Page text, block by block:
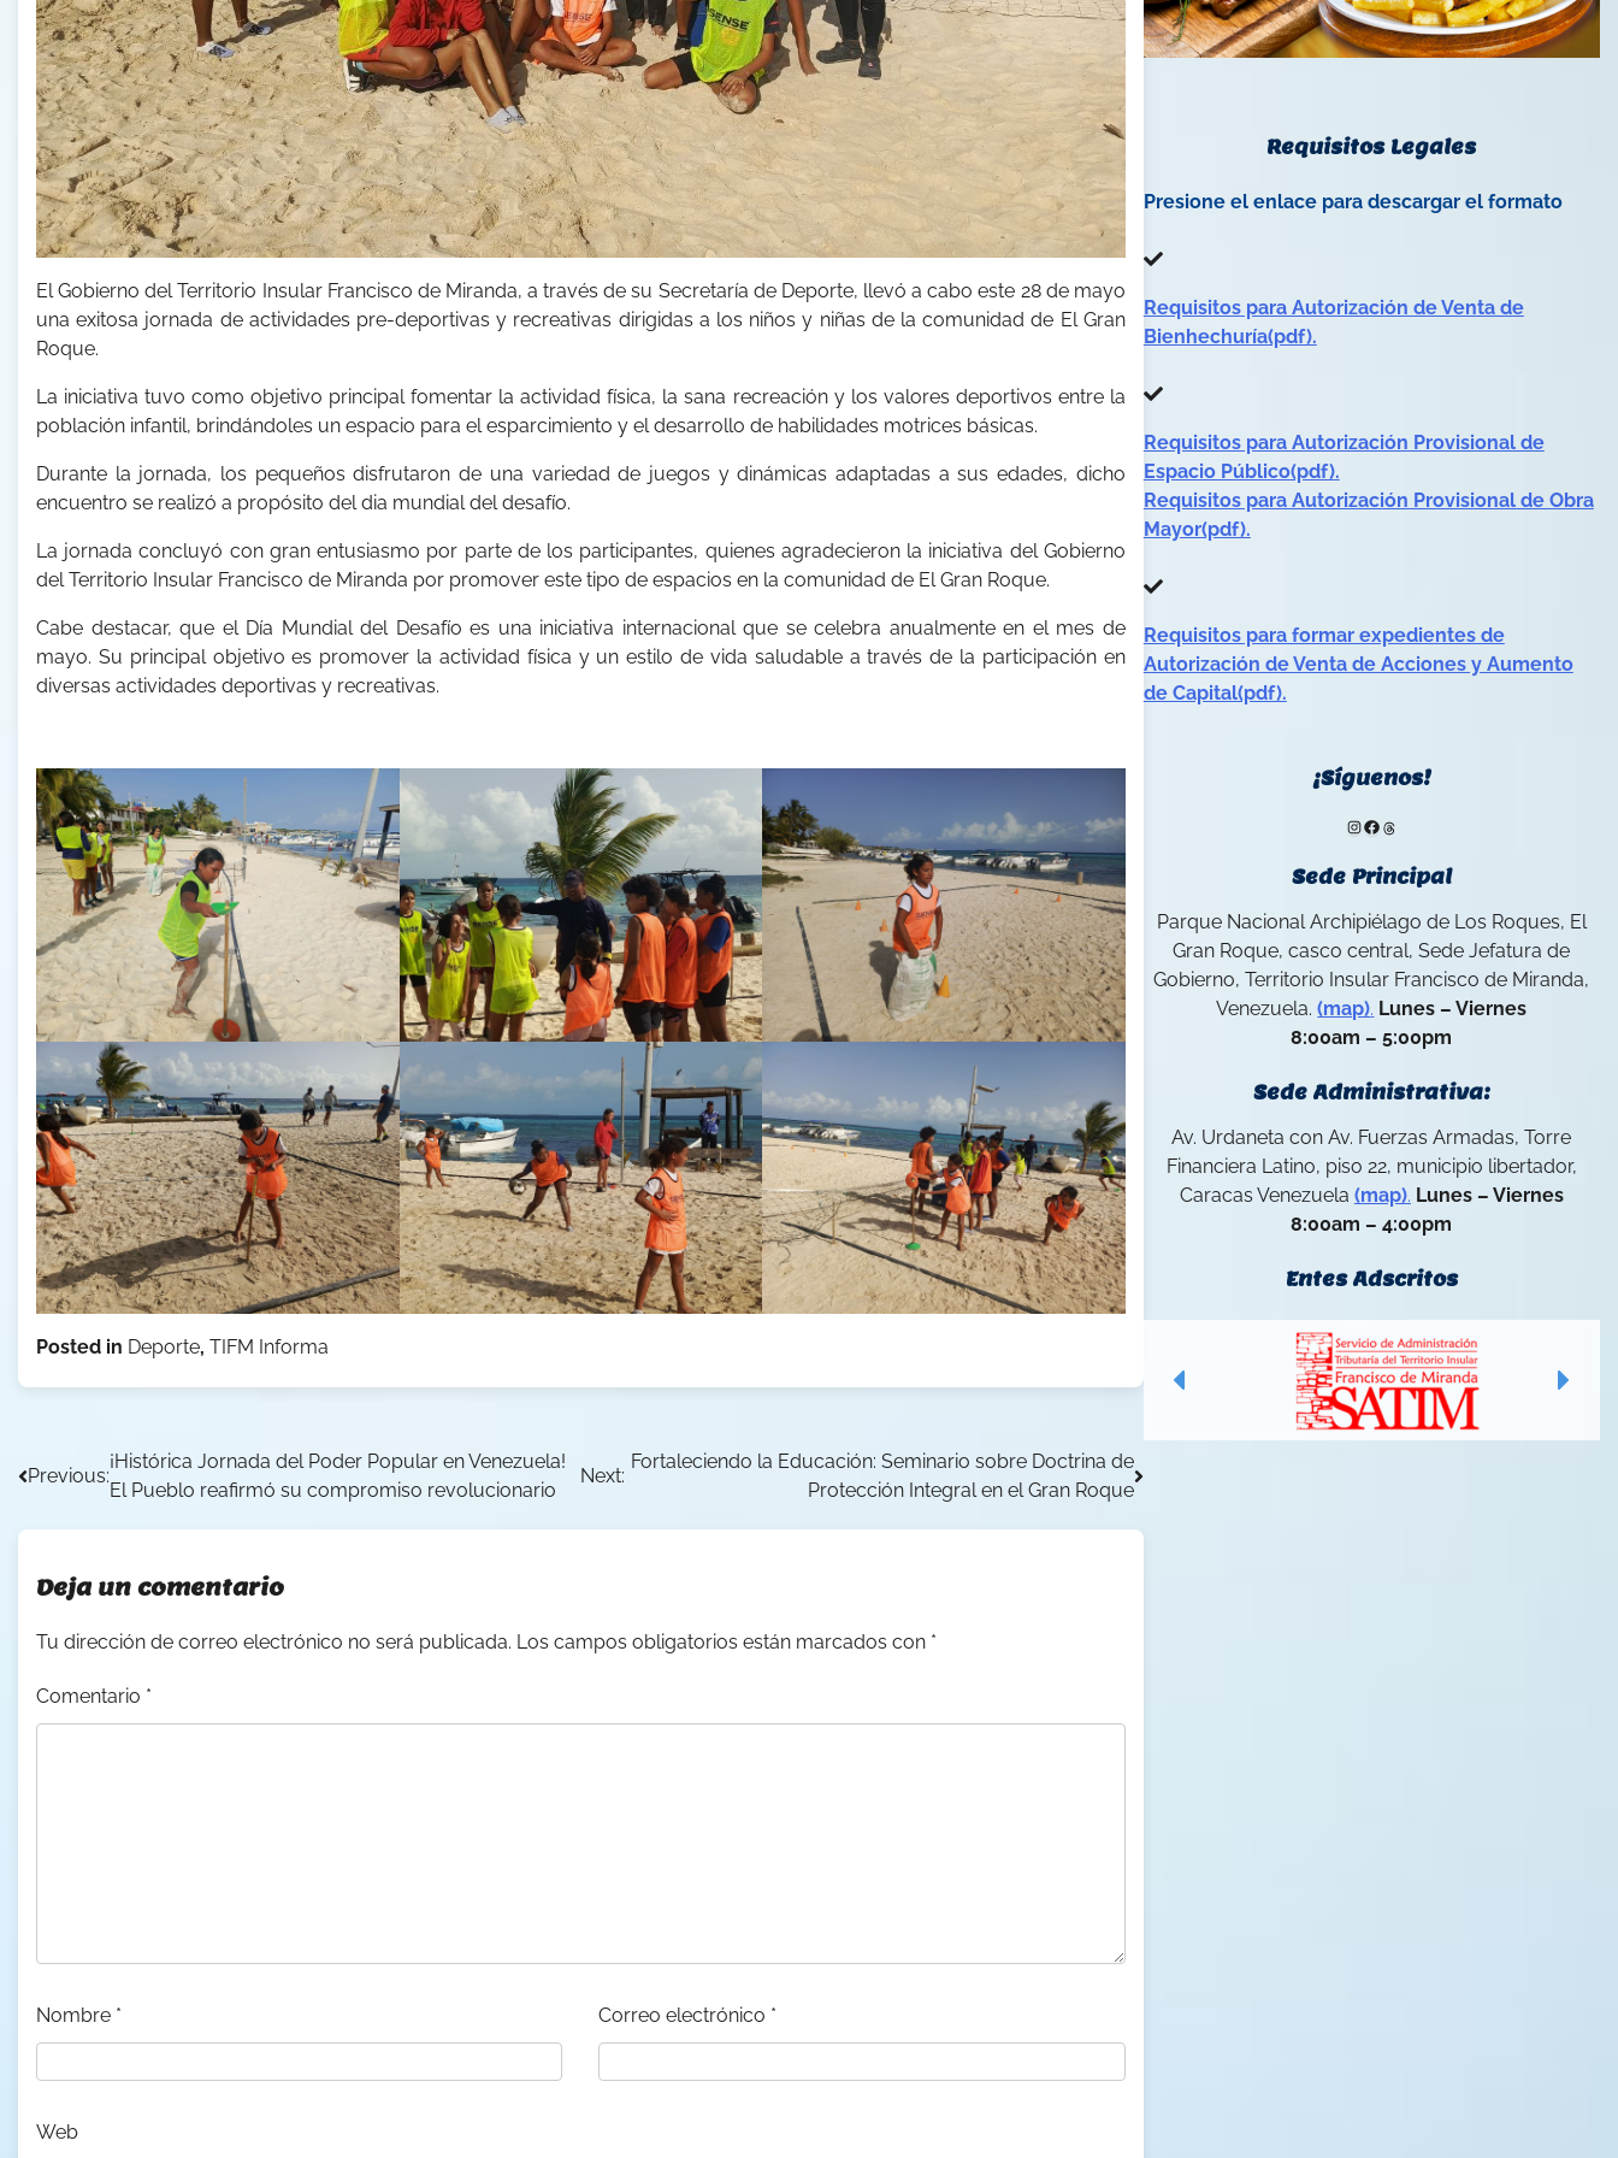
El Gobierno del Territorio Insular Francisco de Miranda, a través de su Secretaría de Deporte, llevó a cabo este 28 de mayo
una exitosa jornada de actividades pre-deportivas y recreativas dirigidas a los niños y niñas de la comunidad de El Gran
Roque.
La iniciativa tuvo como objetivo principal fomentar la actividad física, la sana recreación y los valores deportivos entre la
población infantil, brindándoles un espacio para el esparcimiento y el desarrollo de habilidades motrices básicas.
Durante la jornada, los pequeños disfrutaron de una variedad de juegos y dinámicas adaptadas a sus edades, dicho
encuentro se realizó a propósito del dia mundial del desafío.
La jornada concluyó con gran entusiasmo por parte de los participantes, quienes agradecieron la iniciativa del Gobierno
del Territorio Insular Francisco de Miranda por promover este tipo de espacios en la comunidad de El Gran Roque.
Cabe destacar, que el Día Mundial del Desafío es una iniciativa internacional que se celebra anualmente en el mes de
mayo. Su principal objetivo es promover la actividad física y un estilo de vida saludable a través de la participación en
diversas actividades deportivas y recreativas.
Posted in Deporte, TIFM Informa
Navegación
Previous:
¡Histórica Jornada del Poder Popular en Venezuela!
El Pueblo reafirmó su compromiso revolucionario
Next:
Fortaleciendo la Educación: Seminario sobre Doctrina de
Protección Integral en el Gran Roque
Deja un comentario
Tu dirección de correo electrónico no será publicada. Los campos obligatorios están marcados con *
Comentario *
Nombre * Correo electrónico *
Web
Requisitos Legales
Presione el enlace para descargar el formato
Requisitos para Autorización de Venta de
Bienhechuría(pdf).
Requisitos para Autorización Provisional de
Espacio Público(pdf).
Requisitos para Autorización Provisional de Obra
Mayor(pdf).
Requisitos para formar expedientes de
Autorización de Venta de Acciones y Aumento
de Capital(pdf).
¡Síguenos!
Instagram
Facebook
Threads
Sede Principal
Parque Nacional Archipiélago de Los Roques, El
Gran Roque, casco central, Sede Jefatura de
Gobierno, Territorio Insular Francisco de Miranda,
Venezuela.(map). Lunes – Viernes
8:00am – 5:00pm
Sede Administrativa:
Av. Urdaneta con Av. Fuerzas Armadas, Torre
Financiera Latino, piso 22, municipio libertador,
Caracas Venezuela (map). Lunes – Viernes
8:00am – 4:00pm
Entes Adscritos